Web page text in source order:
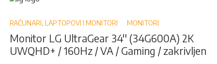
end
the
gallery
to
beginning
the
images
RAČUNARI, LAPTOPOVI I MONITORI MONITORI
Monitor LG UltraGear 34'' (34G600A) 2K
UWQHD+ / 160Hz / VA / Gaming / zakrivljen